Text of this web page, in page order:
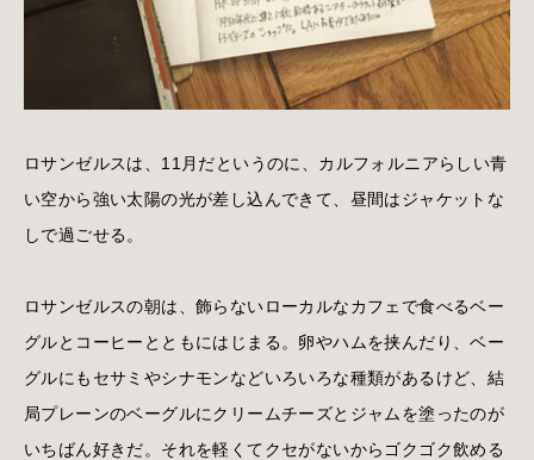
ロサンゼルスは、11月だというのに、カルフォルニアらしい青
い空から強い太陽の光が差し込んできて、昼間はジャケットな
しで過ごせる。
ロサンゼルスの朝は、飾らないローカルなカフェで食べるベー
グルとコーヒーとともにはじまる。卵やハムを挟んだり、ベー
グルにもセサミやシナモンなどいろいろな種類があるけど、結
局プレーンのベーグルにクリームチーズとジャムを塗ったのが
いちばん好きだ。それを軽くてクセがないからゴクゴク飲める